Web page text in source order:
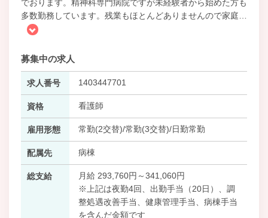
でおります。精神科専門病院ですが未経験者から始めた方も
多数勤務しています。残業もほとんどありませんので家庭
募集中の求人
求人番号 1403447701
資格 看護師
雇用形態 常勤(2交替)/常勤(3交替)/日勤常勤
配属先 病棟
総支給
月給 293,760円～341,060円
※上記は夜勤4回、出勤手当（20日）、調
整処遇改善手当、健康管理手当、病棟手当
を含んだ金額です